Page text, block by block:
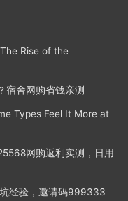
Rise of the
宿舍网购省钱亲测
Types Feel It More at
网购返利实测，日用
经验，邀请码999333